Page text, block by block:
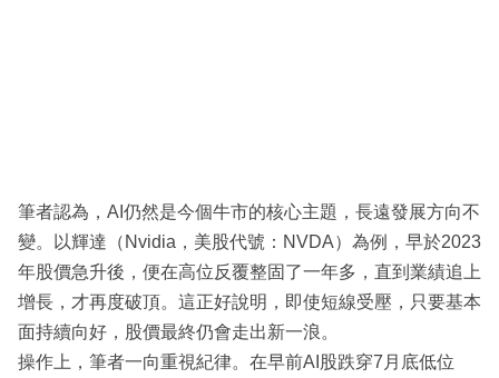
筆者認為，AI仍然是今個牛市的核心主題，長遠發展方向不
變。以輝達（Nvidia，美股代號：NVDA）為例，早於2023
年股價急升後，便在高位反覆整固了一年多，直到業績追上
增長，才再度破頂。這正好說明，即使短線受壓，只要基本
面持續向好，股價最終仍會走出新一浪。
操作上，筆者一向重視紀律。在早前AI股跌穿7月底低位